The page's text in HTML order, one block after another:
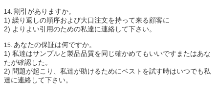
14. 割引がありますか。
1) 繰り返しの順序および大口注文を持って来る顧客に
2) よりよい引用のための私達に連絡して下さい。
15. あなたの保証は何ですか。
1) 私達はサンプルと製品品質を同じ確かめてもいいですまたはあな
たが確認した。
2) 問題が起こり、私達が助けるためにベストを試す時はいつでも私
達に連絡して下さい。